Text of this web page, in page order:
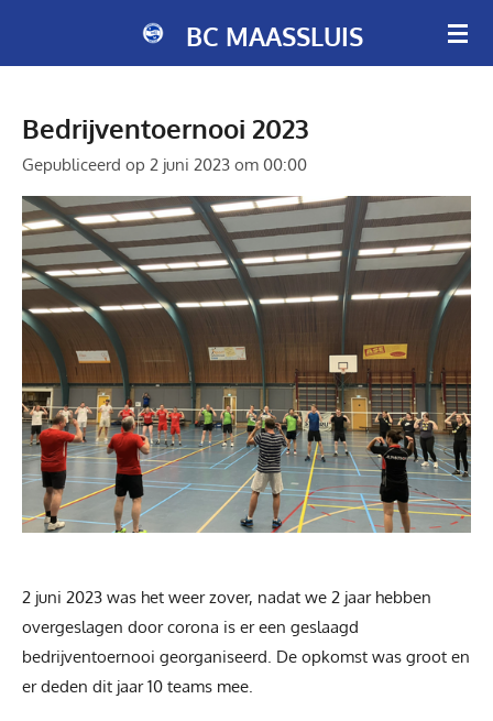
hoofdinhoud
BC MAASSLUIS
Bedrijventoernooi 2023
Gepubliceerd op 2 juni 2023 om 00:00
2 juni 2023 was het weer zover, nadat we 2 jaar hebben
overgeslagen door corona is er een geslaagd
bedrijventoernooi georganiseerd. De opkomst was groot en
er deden dit jaar 10 teams mee.